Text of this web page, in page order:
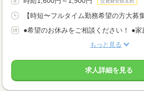
【時短〜フルタイム勤務希望の方大募
●希望のお休みをご相談ください！ ●家
もっと見る
求人詳細を見る